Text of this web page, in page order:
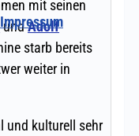
Impressum